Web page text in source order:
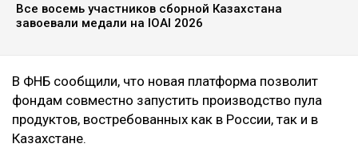
Все восемь участников сборной Казахстана
завоевали медали на IOAI 2026
В ФНБ сообщили, что новая платформа позволит
фондам совместно запустить производство пула
продуктов, востребованных как в России, так и в
Казахстане.